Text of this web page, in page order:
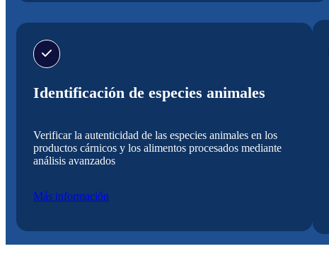
Identificación de especies animales
Verificar la autenticidad de las especies animales en los
productos cárnicos y los alimentos procesados mediante
análisis avanzados
Más información